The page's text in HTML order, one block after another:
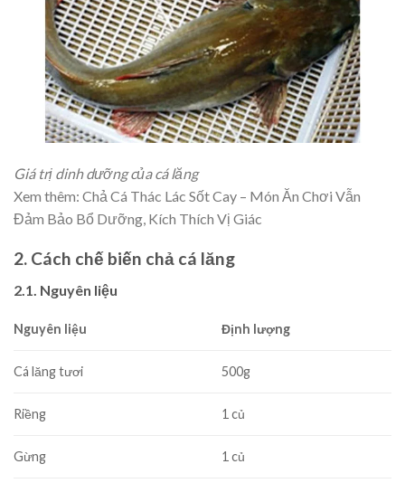
Giá trị dinh dưỡng của cá lăng
Xem thêm: Chả Cá Thác Lác Sốt Cay – Món Ăn Chơi Vẫn
Đảm Bảo Bổ Dưỡng, Kích Thích Vị Giác
2. Cách chế biến chả cá lăng
2.1. Nguyên liệu
Nguyên liệu Định lượng
Cá lăng tươi 500g
Riềng 1 củ
Gừng 1 củ